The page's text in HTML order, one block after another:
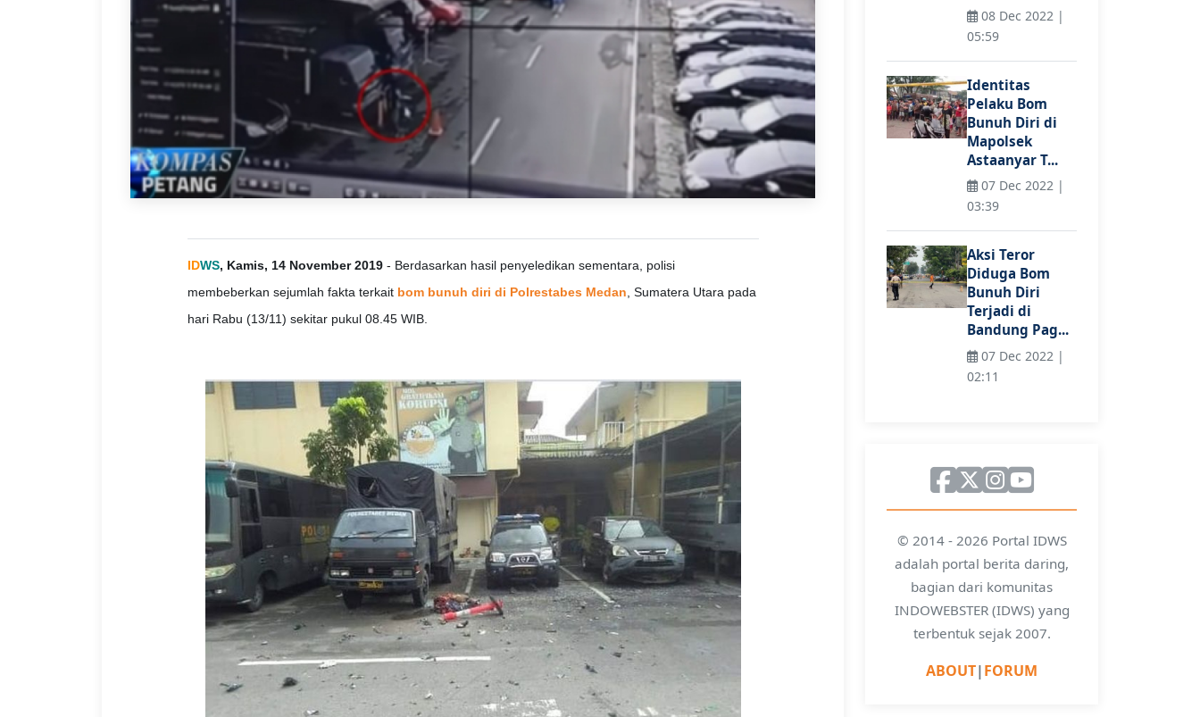
IDWS, Kamis, 14 November 2019- Berdasarkan hasil penyeledikan sementara, polisi
membeberkan sejumlah fakta terkait bom bunuh diri di Polrestabes Medan , Sumatera Utara pada
hari Rabu (13/11) sekitar pukul 08.45 WIB.
08 Dec 2022 |
05:59
Identitas
Pelaku Bom
Bunuh Diri di
Mapolsek
Astaanyar T...
07 Dec 2022 |
03:39
Aksi Teror
Diduga Bom
Bunuh Diri
Terjadi di
Bandung Pag...
07 Dec 2022 |
02:11
© 2014 - 2026 Portal IDWS
adalah portal berita daring,
bagian dari komunitas
INDOWEBSTER (IDWS) yang
terbentuk sejak 2007.
ABOUT|FORUM